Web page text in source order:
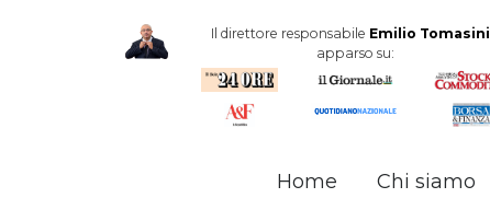
Il direttore responsabile Emilio Tomasini
apparso su:
Home Chi siamo